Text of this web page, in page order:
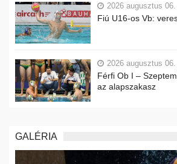
2026 augusztus 06.
Fiú U16-os Vb:
2026 augusztus 06.
Férfi Ob I –
az alapszakasz
GALÉRIA